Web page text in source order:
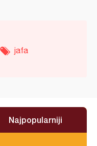
jafa
Najpopularniji